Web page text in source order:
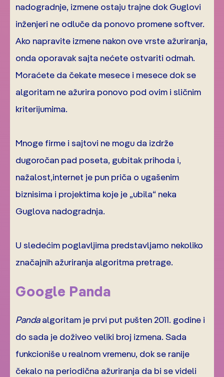
nadogradnje, izmene ostaju trajne dok Guglovi
inženjeri ne odluče da ponovo promene softver.
Ako napravite izmene nakon ove vrste ažuriranja,
onda oporavak sajta nećete ostvariti odmah.
Moraćete da čekate mesece i mesece dok se
algoritam ne ažurira ponovo pod ovim i sličnim
kriterijumima.
Mnoge firme i sajtovi ne mogu da izdrže
dugoročan pad poseta, gubitak prihoda i,
nažalost,internet je pun priča o ugašenim
biznisima i projektima koje je „ubila“ neka
Guglova nadogradnja.
U sledećim poglavljima predstavljamo nekoliko
značajnih ažuriranja algoritma pretrage.
Google Panda
Pandaalgoritam je prvi put pušten 2011. godine i
do sada je doživeo veliki broj izmena. Sada
funkcioniše u realnom vremenu, dok se ranije
čekalo na periodična ažuriranja da bi se videli